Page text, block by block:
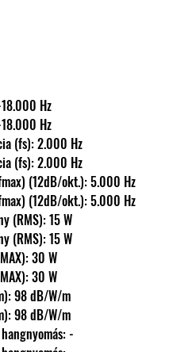
fx-18.000 Hz
fx-18.000 Hz
(fs): 2.000 Hz
(fs): 2.000 Hz
frek. (fmax) (12dB/okt.): 5.000 Hz
frek. (fmax) (12dB/okt.): 5.000 Hz
(RMS): 15 W
(RMS): 15 W
(MAX): 30 W
(MAX): 30 W
(1W/1m): 98 dB/W/m
(1W/1m): 98 dB/W/m
hangnyomás: -